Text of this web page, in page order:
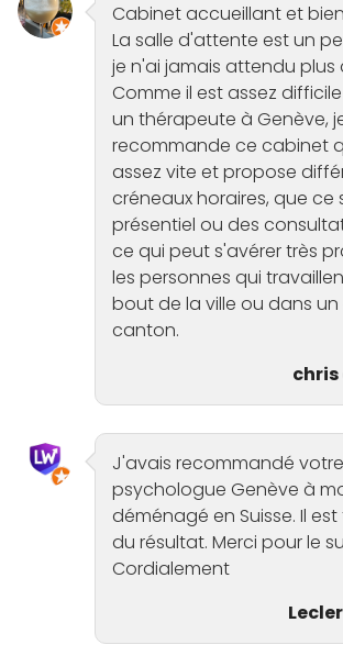
Cabinet accueillant et
La salle d'attente est un
je n'ai jamais attendu plus
Comme il est assez
un thérapeute à Genève,
recommande ce cabinet
assez vite et propose
créneaux horaires, que ce
présentiel ou des
ce qui peut s'avérer très
les personnes qui
bout de la ville ou dans
canton.
J'avais recommandé
psychologue Genève à
déménagé en Suisse. Il
du résultat. Merci pour le
Cordialement